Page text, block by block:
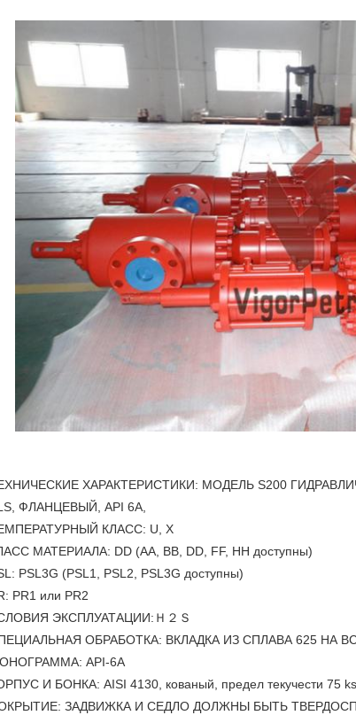
ХАРАКТЕРИСТИКИ: МОДЕЛЬ S200
ФЛАНЦЕВЫЙ, API 6A,
КЛАСС: U, X
МАТЕРИАЛА: DD (AA, BB, DD, FF, HH доступны)
PSL3G (PSL1, PSL2, PSL3G доступны)
PR1 или PR2
ЭКСПЛУАТАЦИИ:Ｈ２Ｓ
ОБРАБОТКА: ВКЛАДКА ИЗ СПЛАВА 625 НА
API-6A
И БОНКА: AISI 4130, кованый, предел текучести 75
ЗАДВИЖКА И СЕДЛО ДОЛЖНЫ БЫТЬ